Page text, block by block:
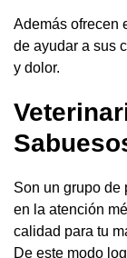
Además ofrecen
de ayudar a sus
y dolor.
Son un grupo de
en la atención
calidad para tu
De este modo